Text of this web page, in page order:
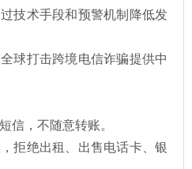
技术手段和预警机制降低发
球打击跨境电信诈骗提供中
信，不随意转账。
拒绝出租、出售电话卡、银